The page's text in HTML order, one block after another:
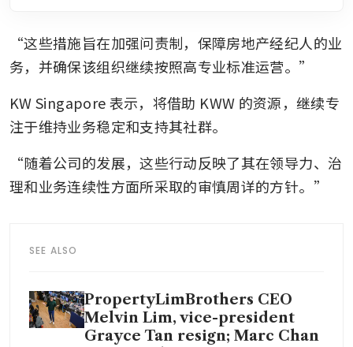
“这些措施旨在加强问责制，保障房地产经纪人的业
务，并确保该组织继续按照高专业标准运营。”
KW Singapore 表示，将借助 KWW 的资源，继续专
注于维持业务稳定和支持其社群。
“随着公司的发展，这些行动反映了其在领导力、治
理和业务连续性方面所采取的审慎周详的方针。”
SEE ALSO
PropertyLimBrothers CEO
Melvin Lim, vice-president
Grayce Tan resign; Marc Chan